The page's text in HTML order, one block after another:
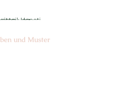
und Muster